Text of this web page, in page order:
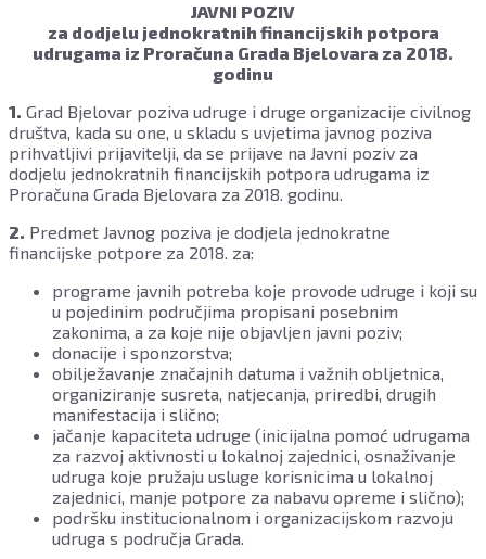
JAVNI POZIV
za dodjelu jednokratnih financijskih potpora
udrugama iz Proračuna Grada Bjelovara za 2018.
godinu
1. Grad Bjelovar poziva udruge i druge organizacije civilnog
društva, kada su one, u skladu s uvjetima javnog poziva
prihvatljivi prijavitelji, da se prijave na Javni poziv za
dodjelu jednokratnih financijskih potpora udrugama iz
Proračuna Grada Bjelovara za 2018. godinu.
2. Predmet Javnog poziva je dodjela jednokratne
financijske potpore za 2018. za:
programe javnih potreba koje provode udruge i koji su
u pojedinim područjima propisani posebnim
zakonima, a za koje nije objavljen javni poziv;
donacije i sponzorstva;
obilježavanje značajnih datuma i važnih obljetnica,
organiziranje susreta, natjecanja, priredbi, drugih
manifestacija i slično;
jačanje kapaciteta udruge (inicijalna pomoć udrugama
za razvoj aktivnosti u lokalnoj zajednici, osnaživanje
udruga koje pružaju usluge korisnicima u lokalnoj
zajednici, manje potpore za nabavu opreme i slično);
podršku institucionalnom i organizacijskom razvoju
udruga s područja Grada.